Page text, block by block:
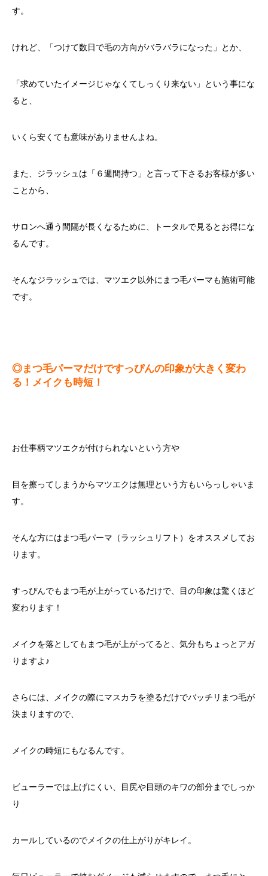
す。
けれど、「つけて数日で毛の方向がバラバラになった」とか、
「求めていたイメージじゃなくてしっくり来ない」という事にな
ると、
いくら安くても意味がありませんよね。
また、ジラッシュは「６週間持つ」と言って下さるお客様が多い
ことから、
サロンへ通う間隔が長くなるために、トータルで見るとお得にな
るんです。
そんなジラッシュでは、マツエク以外にまつ毛パーマも施術可能
です。
◎まつ毛パーマだけですっぴんの印象が大きく変わ
る！メイクも時短！
お仕事柄マツエクが付けられないという方や
目を擦ってしまうからマツエクは無理という方もいらっしゃいま
す。
そんな方にはまつ毛パーマ（ラッシュリフト）をオススメしてお
ります。
すっぴんでもまつ毛が上がっているだけで、目の印象は驚くほど
変わります！
メイクを落としてもまつ毛が上がってると、気分もちょっとアガ
りますよ♪
さらには、メイクの際にマスカラを塗るだけでバッチリまつ毛が
決まりますので、
メイクの時短にもなるんです。
ビューラーでは上げにくい、目尻や目頭のキワの部分までしっか
り
カールしているのでメイクの仕上がりがキレイ。